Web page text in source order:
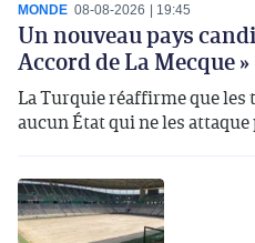
MONDE 08-08-2026 19:45
Un nouveau pays
Accord de La Mecque »
La Turquie réaffirme que les
aucun État qui ne les attaque